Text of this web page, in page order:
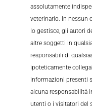
assolutamente
veterinario. In nessun
lo gestisce, gli autori
altre soggetti in
responsabili di
ipoteticamente
informazioni presenti
alcuna responsabilità
utenti o i visitatori del